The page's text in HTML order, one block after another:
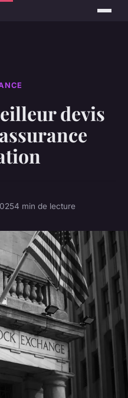
devis
4 min de lecture